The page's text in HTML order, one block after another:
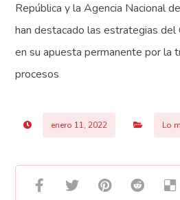
República y la Agencia Nacional
han destacado las estrategias del
en su apuesta permanente por la
procesos
enero 11, 2022 Lo